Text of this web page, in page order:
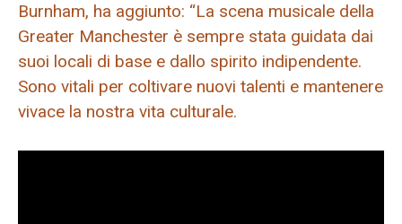
Burnham, ha aggiunto: “La scena musicale della
Greater Manchester è sempre stata guidata dai
suoi locali di base e dallo spirito indipendente.
Sono vitali per coltivare nuovi talenti e mantenere
vivace la nostra vita culturale.